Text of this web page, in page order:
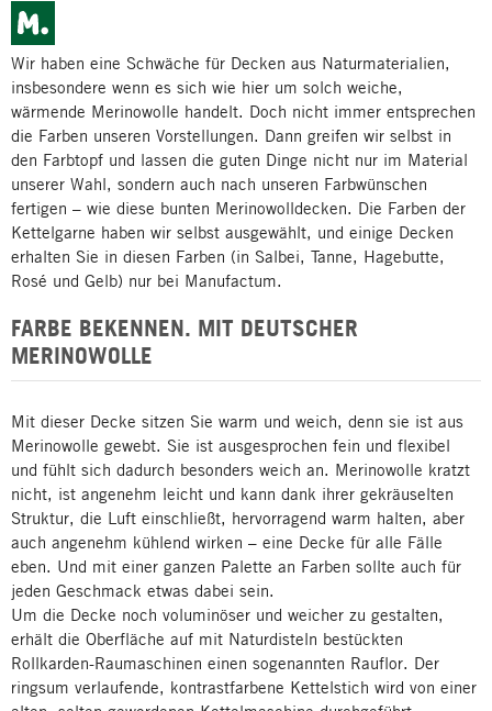
Wir haben eine Schwäche für Decken aus Naturmaterialien,
insbesondere wenn es sich wie hier um solch weiche,
wärmende Merinowolle handelt. Doch nicht immer entsprechen
die Farben unseren Vorstellungen. Dann greifen wir selbst in
den Farbtopf und lassen die guten Dinge nicht nur im Material
unserer Wahl, sondern auch nach unseren Farbwünschen
fertigen – wie diese bunten Merinowolldecken. Die Farben der
Kettelgarne haben wir selbst ausgewählt, und einige Decken
erhalten Sie in diesen Farben (in Salbei, Tanne, Hagebutte,
Rosé und Gelb) nur bei Manufactum.
FARBE BEKENNEN. MIT DEUTSCHER
MERINOWOLLE
Mit dieser Decke sitzen Sie warm und weich, denn sie ist aus
Merinowolle gewebt. Sie ist ausgesprochen fein und flexibel
und fühlt sich dadurch besonders weich an. Merinowolle kratzt
nicht, ist angenehm leicht und kann dank ihrer gekräuselten
Struktur, die Luft einschließt, hervorragend warm halten, aber
auch angenehm kühlend wirken – eine Decke für alle Fälle
eben. Und mit einer ganzen Palette an Farben sollte auch für
jeden Geschmack etwas dabei sein.
Um die Decke noch voluminöser und weicher zu gestalten,
erhält die Oberfläche auf mit Naturdisteln bestückten
Rollkarden-Raumaschinen einen sogenannten Rauflor. Der
ringsum verlaufende, kontrastfarbene Kettelstich wird von einer